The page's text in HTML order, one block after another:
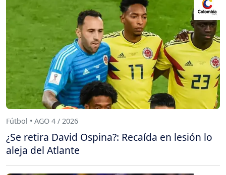
Fútbol • AGO 4 / 2026
¿Se retira David Ospina?: Recaída en lesión lo
aleja del Atlante